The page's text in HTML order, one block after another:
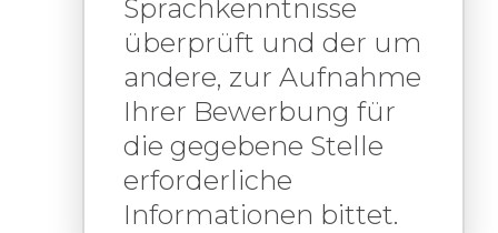
Sprachkenntnisse
überprüft und der um
andere, zur Aufnahme
Ihrer Bewerbung für
die gegebene Stelle
erforderliche
Informationen bittet.